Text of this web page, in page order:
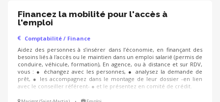
Financez la mobilité pour l'accès à
l'emploi
Comptabilité / Finance
Aidez des personnes à s’insérer dans l’économie, en finançant des
besoins liés à l'accès ou le maintien dans un emploi salarié (permis de
conduire, véhicule, formation), En agence, ou à distance et sur RDV,
vous : ● échangez avec les personnes, ● analysez la demande de
prêt, ● les accompagnez dans le montage de leur dossier -en lien
avec le conseiller référent- ● et le présentez en comité de crédit.